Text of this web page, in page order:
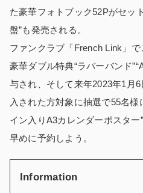
た豪華フォトブック52Pがセッ
盤”も発売される。
ファンクラブ「French Link」
豪華ダブル特典“ラバーバンド
与され、そして来年2023年1月
入された方対象に抽選で55名様
イン入りA3カレンダーポスタ
早めに予約しよう。
Information